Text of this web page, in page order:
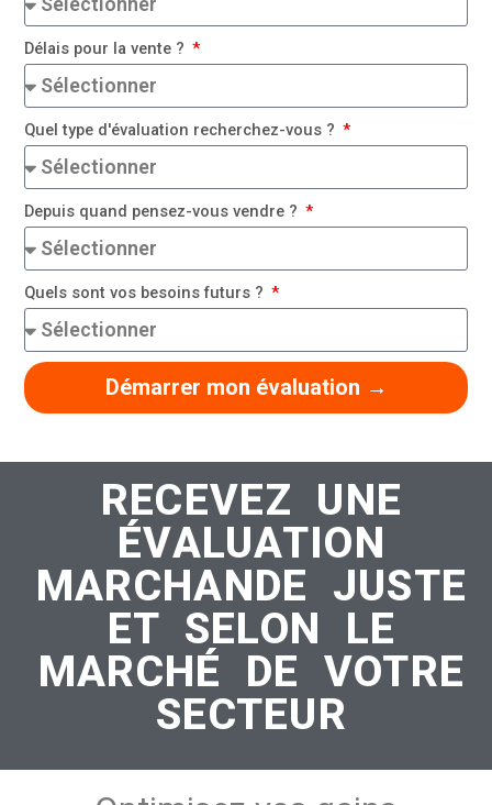
Délais pour la vente ?
Quel type d'évaluation recherchez-vous ?
Depuis quand pensez-vous vendre ?
Quels sont vos besoins futurs ?
Démarrer mon évaluation →
RECEVEZ UNE
ÉVALUATION
MARCHANDE JUSTE
ET SELON LE
MARCHÉ DE VOTRE
SECTEUR